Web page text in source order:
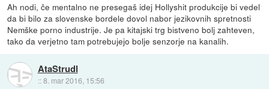
Ah nodi, če mentalno ne presegaš idej Hollyshit produkcije bi vedel
da bi bilo za slovenske bordele dovol nabor jezikovnih spretnosti
Nemške porno industrije. Je pa kitajski trg bistveno bolj zahteven,
tako da verjetno tam potrebujejo bolje senzorje na kanalih.
AtaStrudl
::8. mar 2016, 15:56